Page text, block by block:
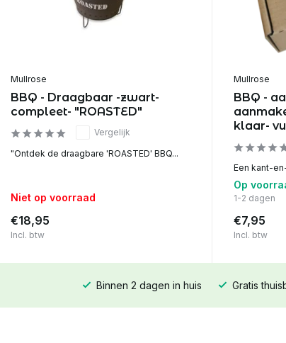
Mullrose
BBQ - Draagbaar -zwart-
compleet- "ROASTED"
Vergelijk
"Ontdek de draagbare 'ROASTED' BBQ...
Niet op voorraad
€18,95
Incl. btw
Mullrose
BBQ -
klaar-
Een kant-
Op
1-2 dagen
€7,95
Incl. btw
Binnen 2 dagen in huis Gratis